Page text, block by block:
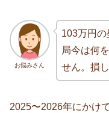
お悩みさん
103万円
局今は何
せん。損
2025〜2026年にかけ